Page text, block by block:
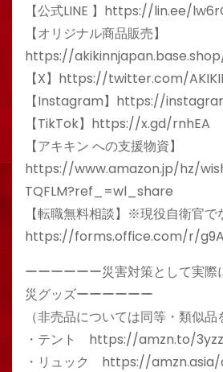
【公式LINE 】https://lin.ee/
【オリジナル商品販売】
https://
【X】https://twitter.com/
【Instagram】https://
【TikTok】https://x.gd/rnhEA
【アキキン への支援物資】
https://www.amazon.jp/hz/
TQFLM?ref_=wl_share
【転職無料相談】※現役自衛官
https://forms.office.com/r/
ーーーーーー災害対策として実
災グッズーーーーーー
（非売品については同等・類似品
・テント https://amzn.to/
・リュック https://